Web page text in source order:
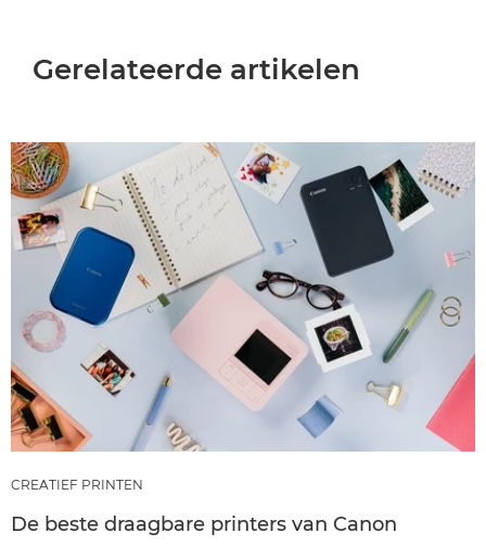
Gerelateerde artikelen
CREATIEF PRINTEN
De beste draagbare printers van Canon